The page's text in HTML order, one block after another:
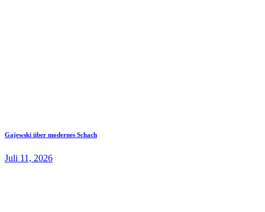
Gajewski über modernes Schach
Juli 11, 2026